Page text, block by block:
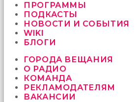
sikici
kocalar
güzel
karıları
öttürüyor
sex
hikayeleri
ПРОГРАММЫ
ПОДКАСТЫ
НОВОСТИ И СОБЫТИЯ
WIKI
БЛОГИ
ГОРОДА ВЕЩАНИЯ
О РАДИО
КОМАНДА
РЕКЛАМОДАТЕЛЯМ
ВАКАНСИИ